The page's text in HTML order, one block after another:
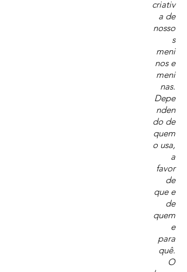
criativ
a de
nosso
s
meni
nos e
meni
nas.
Depe
nden
do de
quem
o usa,
a
favor
de
que e
de
quem
e
para
quê.
O